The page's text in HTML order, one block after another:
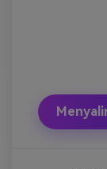
profesional